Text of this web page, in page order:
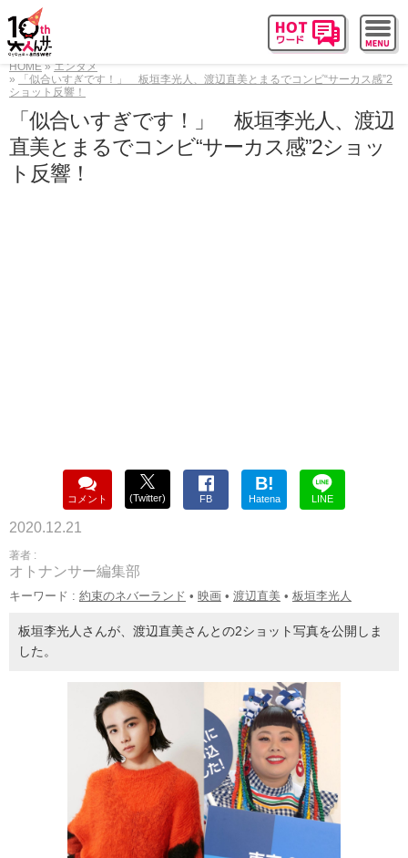
HOME
エンタメ
「似合いすぎです！」 板垣李光人、渡辺直美とまるでコンビ“サーカス感”2
ショット反響！
「似合いすぎです！」 板垣李光人、渡辺
直美とまるでコンビ“サーカス感”2ショッ
ト反響！
コメント (Twitter) FB
B!
Hatena LINE
2020.12.21
著者 :
オトナンサー編集部
キーワード : 約束のネバーランド • 映画 • 渡辺直美 • 板垣李光人
板垣李光人さんが、渡辺直美さんとの2ショット写真を公開しま
した。